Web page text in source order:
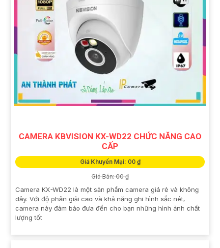
CAMERA KBVISION KX-WD22 CHỨC NĂNG CAO
CẤP
Giá Khuyến Mại: 00 ₫
Giá Bán: 00 ₫
Camera KX-WD22 là một sản phẩm camera giá rẻ và không
dây. Với độ phân giải cao và khả năng ghi hình sắc nét,
camera này đảm bảo đưa đến cho bạn những hình ảnh chất
lượng tốt